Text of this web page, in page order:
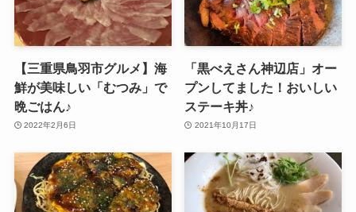
【三重県鳥羽市グルメ】海
鮮が美味しい「むつみ」で
晩ごはん♪
2022年2月6日
「黒べえさん神辺店」オー
プンしてました！おいしい
ステーキ丼♪
2021年10月17日